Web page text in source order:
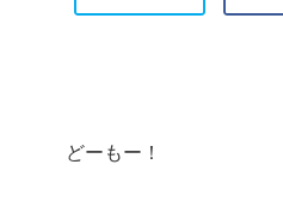
どーもー！